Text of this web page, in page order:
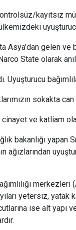
kayıtsız
uyuşturucu
Asya’dan gelen ve
State olarak
Uyuşturucu
sokakta
ve katliam
bakanlığı yapan
ağızlarından
merkezleri
yetersiz,
ise alt